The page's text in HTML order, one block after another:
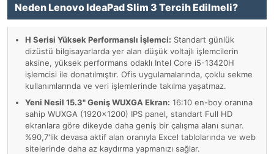
Neden Lenovo IdeaPad Slim 3 Tercih Edilmeli?
H Serisi Yüksek Performanslı İşlemci: Standart günlük
dizüstü bilgisayarlarda yer alan düşük voltajlı işlemcilerin
aksine, yüksek performans odaklı Intel Core i5-13420H
işlemcisi ile donatılmıştır. Ofis uygulamalarında, çoklu sekme
kullanımlarında ve veri işlemlerinde takılma yaşatmaz.
Yeni Nesil 15.3" Geniş WUXGA Ekran: 16:10 en-boy oranına
sahip WUXGA (1920x1200) IPS panel, standart Full HD
ekranlara göre dikeyde daha geniş bir çalışma alanı sunar.
%90,7'lik devasa aktif alan oranıyla Excel tablolarında ve web
sitelerinde daha az kaydırma yapmanızı sağlar.